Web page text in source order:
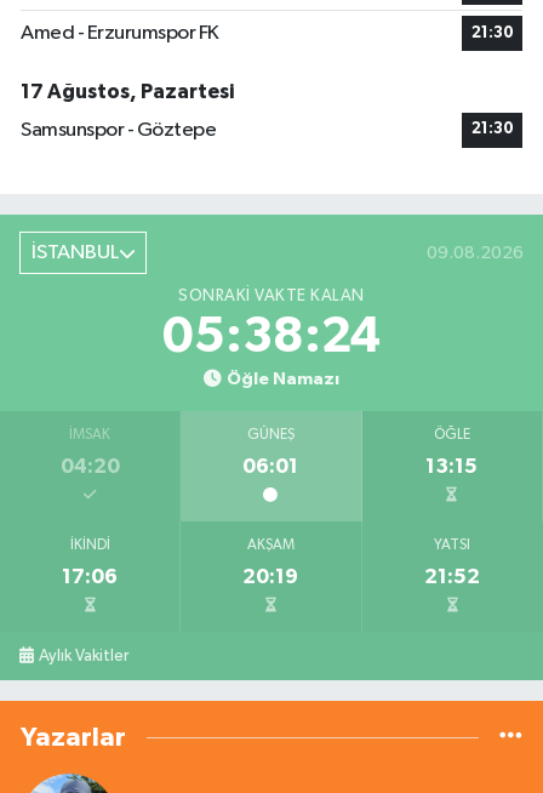
Amed - Erzurumspor FK 21:30
17 Ağustos, Pazartesi
Samsunspor - Göztepe
21:30
İSTANBUL 09.08.2026
SONRAKI VAKTE KALAN
05:38:23
Öğle Namazı
İMSAK
04:20
GÜNEŞ
06:01
ÖĞLE
13:15
İKINDI
17:06
AKŞAM
20:19
YATSI
21:52
Aylık Vakitler
Yazarlar